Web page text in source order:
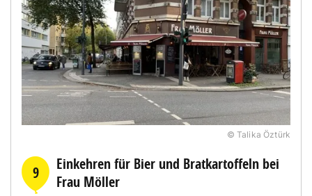
© Talika Öztürk
9
Einkehren für Bier und Bratkartoffeln bei
Frau Möller